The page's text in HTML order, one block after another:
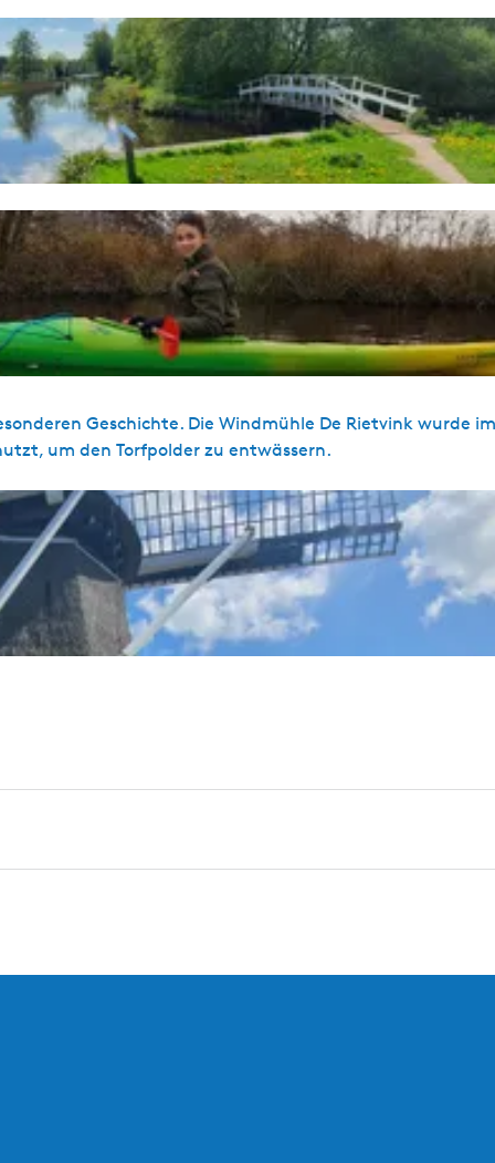
Geschichte. Die Windmühle De Rietvink wurde im
um den Torfpolder zu entwässern.